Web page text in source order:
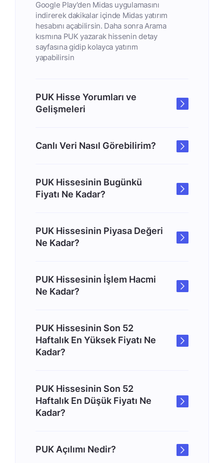
Google Play'den Midas uygulamasını
indirerek dakikalar içinde Midas yatırım
hesabını açabilirsin. Daha sonra Arama
kısmına PUK yazarak hissenin detay
sayfasına gidip kolayca yatırım
yapabilirsin
PUK Hisse Yorumları ve
Gelişmeleri
Canlı Veri Nasıl Görebilirim?
PUK Hissesinin Bugünkü
Fiyatı Ne Kadar?
PUK Hissesinin Piyasa Değeri
Ne Kadar?
PUK Hissesinin İşlem Hacmi
Ne Kadar?
PUK Hissesinin Son 52
Haftalık En Yüksek Fiyatı Ne
Kadar?
PUK Hissesinin Son 52
Haftalık En Düşük Fiyatı Ne
Kadar?
PUK Açılımı Nedir?